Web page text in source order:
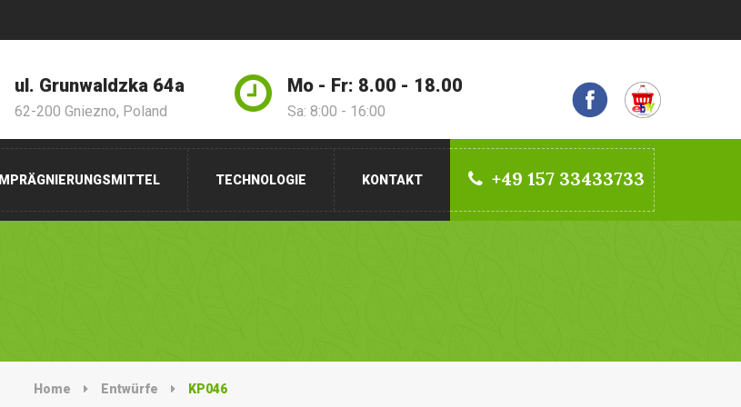
ul. Grunwaldzka 64a
62-200 Gniezno, Poland
Mo - Fr: 8.00 - 18.00
Sa: 8:00 - 16:00
IMPRÄGNIERUNGSMITTEL TECHNOLOGIE KONTAKT +49 157 33433733
Home Entwürfe KP046